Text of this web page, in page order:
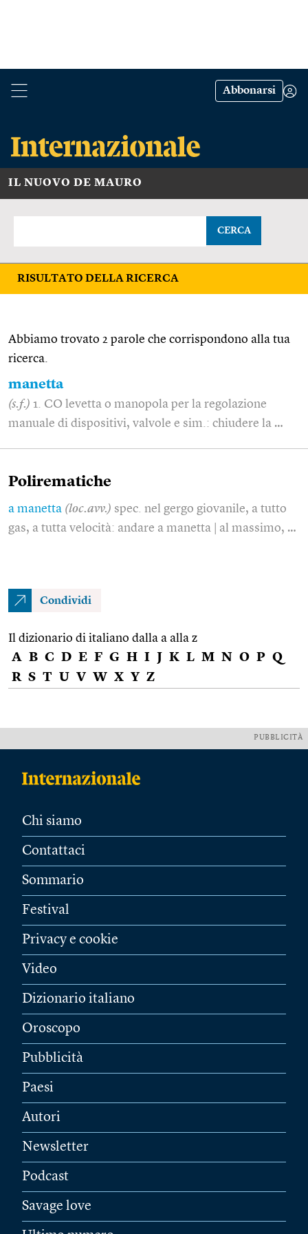
Abbonarsi
IL NUOVO DE MAURO
CERCA
RISULTATO DELLA RICERCA
Abbiamo trovato 2 parole che corrispondono alla tua
ricerca.
manetta
(s.f.) 1. CO levetta o manopola per la regolazione
manuale di dispositivi, valvole e sim.: chiudere la …
Polirematiche
a manetta (loc.avv.) spec. nel gergo giovanile, a tutto
gas, a tutta velocità: andare a manetta | al massimo, …
Condividi
Il dizionario di italiano dalla a alla z
A B C D E F G H I J K L M N O P Q
R S T U V W X Y Z
PUBBLICITÀ
Chi siamo
Contattaci
Sommario
Festival
Privacy e cookie
Video
Dizionario italiano
Oroscopo
Pubblicità
Paesi
Autori
Newsletter
Podcast
Savage love